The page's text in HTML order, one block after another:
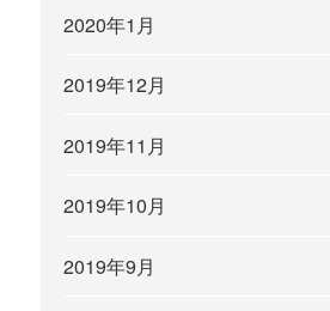
2020年1月
2019年12月
2019年11月
2019年10月
2019年9月